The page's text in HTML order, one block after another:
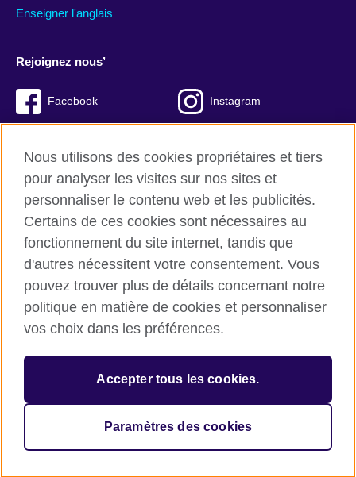
Enseigner l'anglais
Rejoignez nous’
Facebook Instagram
British Council Global
Conditions d’utilisation et protection des données
Cookies
Sitemap
© 2026 British Council
L’agence britannique internationale dédiée aux domaines de
l’éducation et des relations culturelles. Une association caritative
Nous utilisons des cookies propriétaires et tiers
pour analyser les visites sur nos sites et
personnaliser le contenu web et les publicités.
Certains de ces cookies sont nécessaires au
fonctionnement du site internet, tandis que
d'autres nécessitent votre consentement. Vous
pouvez trouver plus de détails concernant notre
politique en matière de cookies et personnaliser
vos choix dans les préférences.
Accepter tous les cookies.
Paramètres des cookies